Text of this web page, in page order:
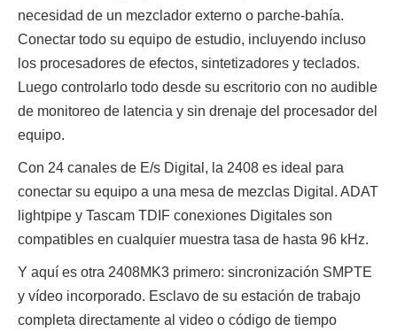
necesidad de un mezclador externo o parche-bahía.
Conectar todo su equipo de estudio, incluyendo incluso
los procesadores de efectos, sintetizadores y teclados.
Luego controlarlo todo desde su escritorio con no audible
de monitoreo de latencia y sin drenaje del procesador del
equipo.
Con 24 canales de E/s Digital, la 2408 es ideal para
conectar su equipo a una mesa de mezclas Digital. ADAT
lightpipe y Tascam TDIF conexiones Digitales son
compatibles en cualquier muestra tasa de hasta 96 kHz.
Y aquí es otra 2408MK3 primero: sincronización SMPTE
y vídeo incorporado. Esclavo de su estación de trabajo
completa directamente al video o código de tiempo